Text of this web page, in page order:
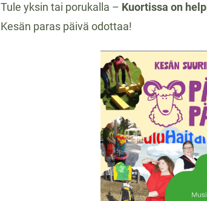
Tule yksin tai porukalla – Kuortissa on
Kesän paras päivä odottaa!